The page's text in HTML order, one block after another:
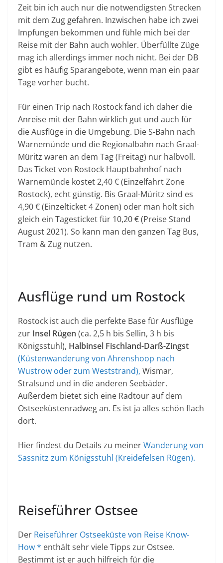
Zeit bin ich auch nur die notwendigsten Strecken
mit dem Zug gefahren. Inzwischen habe ich zwei
Impfungen bekommen und fühle mich bei der
Reise mit der Bahn auch wohler. Überfüllte Züge
mag ich allerdings immer noch nicht. Bei der DB
gibt es häufig Sparangebote, wenn man ein paar
Tage vorher bucht.
Für einen Trip nach Rostock fand ich daher die
Anreise mit der Bahn wirklich gut und auch für
die Ausflüge in die Umgebung. Die S-Bahn nach
Warnemünde und die Regionalbahn nach Graal-
Müritz waren an dem Tag (Freitag) nur halbvoll.
Das Ticket von Rostock Hauptbahnhof nach
Warnemünde kostet 2,40 € (Einzelfahrt Zone
Rostock), echt günstig. Bis Graal-Müritz sind es
4,90 € (Einzelticket 4 Zonen) oder man holt sich
gleich ein Tagesticket für 10,20 € (Preise Stand
August 2021). So kann man den ganzen Tag Bus,
Tram & Zug nutzen.
Ausflüge rund um Rostock
Rostock ist auch die perfekte Base für Ausflüge
zur Insel Rügen (ca. 2,5 h bis Sellin, 3 h bis
Königsstuhl), Halbinsel Fischland-Darß-Zingst
(Küstenwanderung von Ahrenshoop nach
Wustrow oder zum Weststrand), Wismar,
Stralsund und in die anderen Seebäder.
Außerdem bietet sich eine Radtour auf dem
Ostseeküstenradweg an. Es ist ja alles schön flach
dort.
Hier findest du Details zu meinerWanderung von
Sassnitz zum Königsstuhl (Kreidefelsen Rügen).
Reiseführer Ostsee
Der Reiseführer Ostseeküste von Reise Know-
How * enthält sehr viele Tipps zur Ostsee.
Bestimmt ist er auch hilfreich für die